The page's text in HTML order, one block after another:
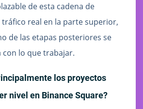
de esta cadena de
real en la parte superior,
de las etapas posteriores se
con lo que trabajar.
los proyectos
nivel en Binance Square?